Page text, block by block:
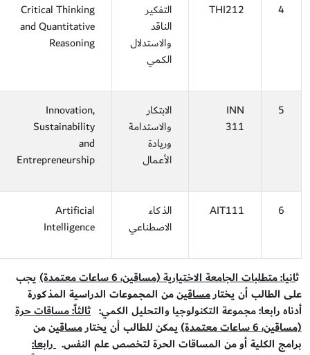
4
THI212
التفكير
الناقد
والاستدلال
الكمي
Critical Thinking
and Quantitative
Reasoning
5
INN
311
الابتكار
والاستدامة
وريادة
الأعمال
Innovation,
Sustainability
and
Entrepreneurship
6
AIT111
الذكاء
الاصطناعي
Artificial
Intelligence
ثانيا:متطلبات الجامعة الاختيارية (مساقين، 6 ساعات معتمدة)
يجب
على الطالب أن يختارمساقينمن المجموعات الدراسية المذكورة
أدناهرابعا: مجموعة التكنولوجيا والتحليل الكمي: ثالثاً:مساقات حرة
(مساقين، 6 ساعات معتمدة)
يمكنللطالب أن يختارمساقينمن
برامج الكلية أو من المساقات الحرة لتخصص علم النفس. رابعا: